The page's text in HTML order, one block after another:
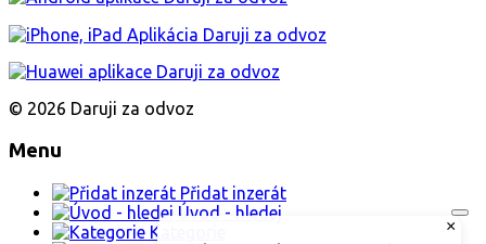
×
© 2026 Daruji za odvoz
Menu
Přidat inzerát
Úvod - hledej
Kategorie